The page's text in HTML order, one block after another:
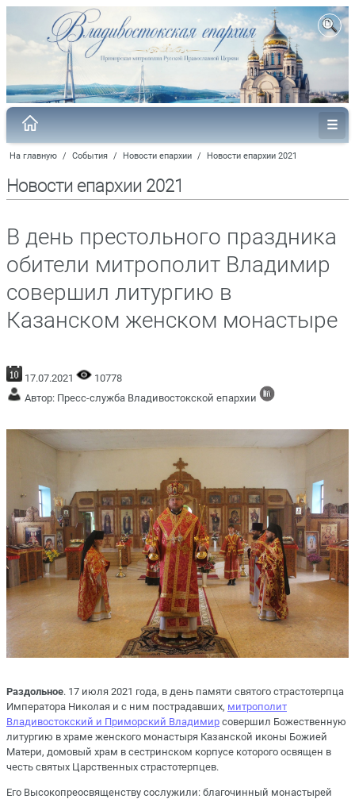
На главную / События / Новости епархии / Новости епархии 2021
Новости епархии 2021
В день престольного праздника
обители митрополит Владимир
совершил литургию в
Казанском женском монастыре
17.07.2021
10778
Автор: Пресс-служба Владивостокской епархии
Раздольное. 17 июля 2021 года, в день памяти святого страстотерпца
Императора Николая и с ним пострадавших, митрополит
Владивостокский и Приморский Владимир совершил Божественную
литургию в храме женского монастыря Казанской иконы Божией
Матери, домовый храм в сестринском корпусе которого освящен в
честь святых Царственных страстотерпцев.
Его Высокопреосвященству сослужили: благочинный монастырей